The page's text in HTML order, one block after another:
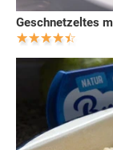
Geschnetzeltes